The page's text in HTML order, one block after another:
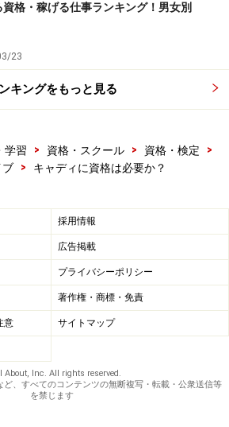
資格・稼げる仕事ランキング！男女別
23
キングをもっと見る
学習 > 資格・スクール > 資格・検定
>
ブ
> キャディに資格は必要か？
採用情報
広告掲載
プライバシーポリシー
著作権・商標・免責
意 サイトマップ
About, Inc. All rights reserved.
、すべてのコンテンツの無断複写・転載・公衆送信等
を禁じます